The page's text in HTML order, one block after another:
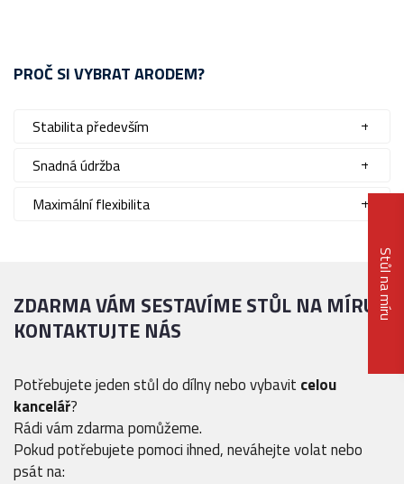
Stůl na míru
PROČ SI VYBRAT ARODEM?
Stabilita především
Snadná údržba
Maximální flexibilita
ZDARMA VÁM SESTAVÍME STŮL NA MÍRU
KONTAKTUJTE NÁS
Potřebujete jeden stůl do dílny nebo vybavit celou
kancelář?
Rádi vám zdarma pomůžeme.
Pokud potřebujete pomoci ihned, neváhejte volat nebo
psát na: